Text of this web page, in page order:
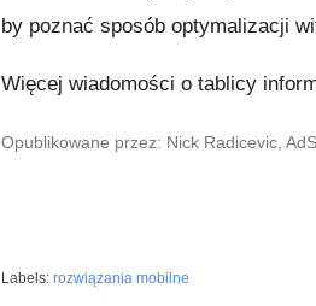
by poznać sposób optymalizacji
Więcej wiadomości o tablicy
Opublikowane przez: Nick Radicevic,
Labels: rozwiązania mobilne